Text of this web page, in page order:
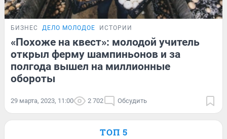
БИЗНЕС ДЕЛО МОЛОДОЕ ИСТОРИИ
«Похоже на квест»: молодой учитель
открыл ферму шампиньонов и за
полгода вышел на миллионные
обороты
29 марта, 2023, 11:00 2 702 Обсудить
ТОП 5